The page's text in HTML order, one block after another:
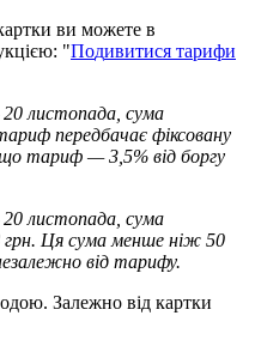
артки ви можете в
кцією: "Подивитися тарифи
20 листопада сума
ариф передбачає фіксовану
о тариф — 3 5% від боргу
20 листопада сума
грн. Ця сума менше ніж 50
езалежно від тарифу.
одою. Залежно від картки